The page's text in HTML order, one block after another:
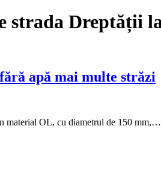
strada Dreptății
apă mai multe străzi
material OL, cu diametrul de 150 mm,…